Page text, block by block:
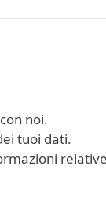
noi.
tuoi dati.